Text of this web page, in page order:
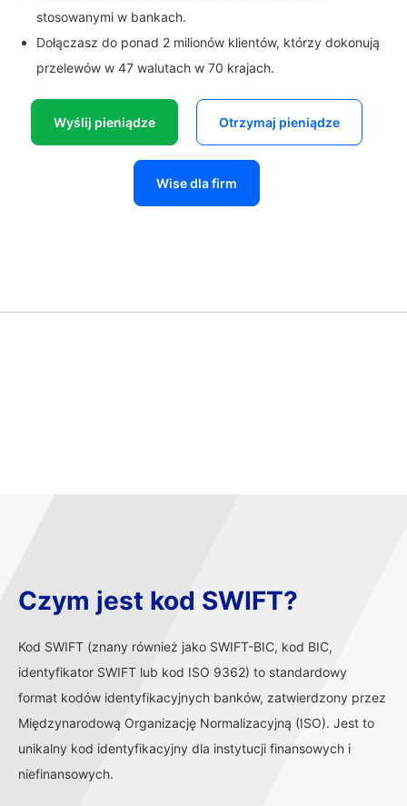
stosowanymi w bankach.
Dołączasz do ponad 2 milionów klientów, którzy dokonują
przelewów w 47 walutach w 70 krajach.
Wyślij pieniądze Otrzymaj pieniądze
Wise dla firm
Czym jest kod SWIFT?
Kod SWIFT (znany również jako SWIFT-BIC, kod BIC,
identyfikator SWIFT lub kod ISO 9362) to standardowy
format kodów identyfikacyjnych banków, zatwierdzony przez
Międzynarodową Organizację Normalizacyjną (ISO). Jest to
unikalny kod identyfikacyjny dla instytucji finansowych i
niefinansowych.